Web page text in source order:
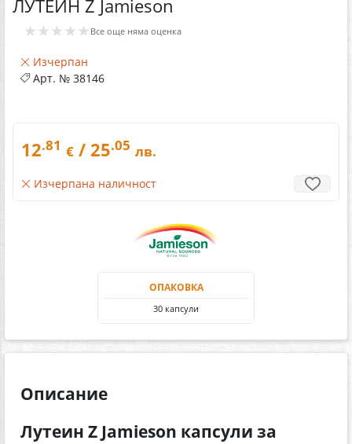
ЛУТЕИН Z Jamieson
★★★★★ Все още няма оценка
Изчерпан
Арт. № 38146
12.81 € / 25.05 лв.
Изчерпана наличност
ОПАКОВКА
30 капсули
Описание
Лутеин Z Jamieson капсули за